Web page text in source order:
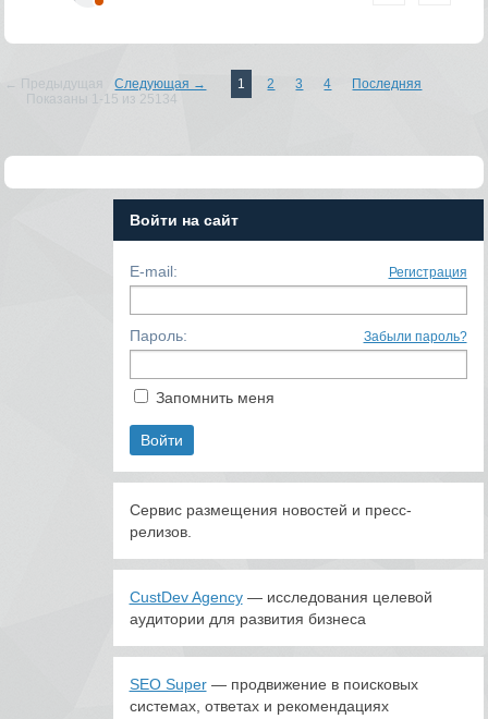
← Предыдущая Следующая → 1 2 3 4
Последняя
Показаны 1-15 из 25134
Войти на сайт
E-mail: Регистрация
Пароль: Забыли пароль?
Запомнить меня
Сервис размещения новостей и пресс-
релизов.
CustDev Agency— исследования целевой
аудитории для развития бизнеса
SEO Super— продвижение в поисковых
системах, ответах и рекомендациях